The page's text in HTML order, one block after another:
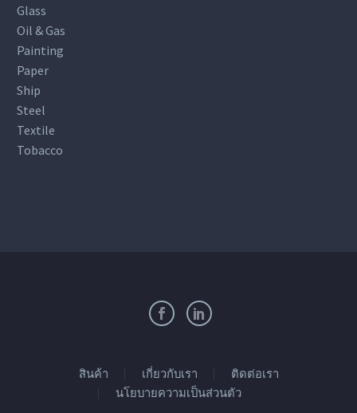
Glass
Oil & Gas
Painting
Paper
Ship
Steel
Textile
Tobacco
สินค้า เกี่ยวกับเรา
ติดต่อเรา
นโยบายความเป็นส่วนตัว